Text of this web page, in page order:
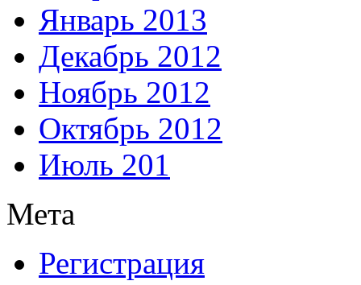
Январь 2013
Декабрь 2012
Ноябрь 2012
Октябрь 2012
Июль 201
Мета
Регистрация